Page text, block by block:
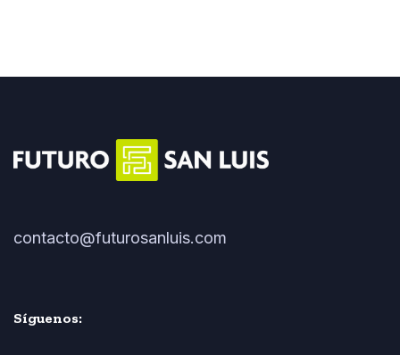
contacto@futurosanluis.com
Síguenos: